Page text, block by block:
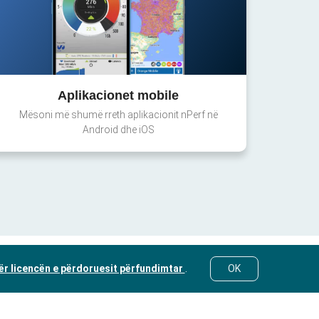
Aplikacionet mobile
Mësoni më shumë rreth aplikacionit nPerf në
Android dhe iOS
licencën e përdoruesit përfundimtar OK